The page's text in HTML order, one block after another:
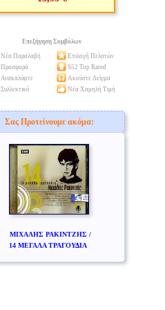
Επεξήγηση Συμβόλων
Νέα Παραλαβή
Επιλογή Πελατών
Προσφορά
S52 Top Rated
Ανακαλύψτε
Ακούστε Δείγμα
Συλλεκτικό
Νέα Χαμηλή Τιμή
Σας Προτείνουμε ακόμα:
ΜΙΧΑΛΗΣ ΡΑΚΙΝΤΖΗΣ /
14 ΜΕΓΑΛΑ ΤΡΑΓΟΥΔΙΑ